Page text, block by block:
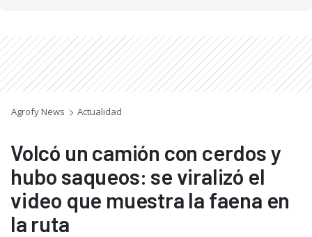
Agrofy News Actualidad
Volcó un camión con cerdos y
hubo saqueos: se viralizó el
video que muestra la faena en
la ruta